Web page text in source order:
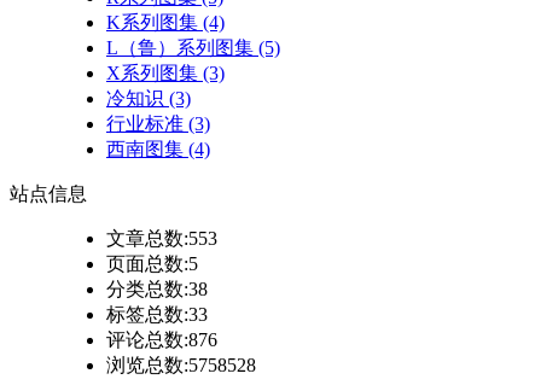
K系列图集 (4)
L（鲁）系列图集 (5)
X系列图集 (3)
冷知识 (3)
行业标准 (3)
西南图集 (4)
站点信息
文章总数:553
页面总数:5
分类总数:38
标签总数:33
评论总数:876
浏览总数:5758528